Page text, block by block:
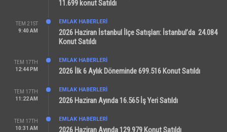
11.699 konut Satıldı
TEM 21ST
9:40 AM
EMLAK HABERLERI
2026 Haziran İstanbul İlçe Satışları: İstanbul’da 24.084
Konut Satıldı
TEM 17TH
12:44 PM
EMLAK HABERLERI
2026 İlk 6 Aylık Döneminde 699.516 Konut Satıldı
TEM 17TH
11:22 AM
EMLAK HABERLERI
2026 Haziran Ayında 16.565 İş Yeri Satıldı
TEM 17TH
10:31 AM
EMLAK HABERLERI
2026 Haziran Ayında 129.979 Konut Satıldı